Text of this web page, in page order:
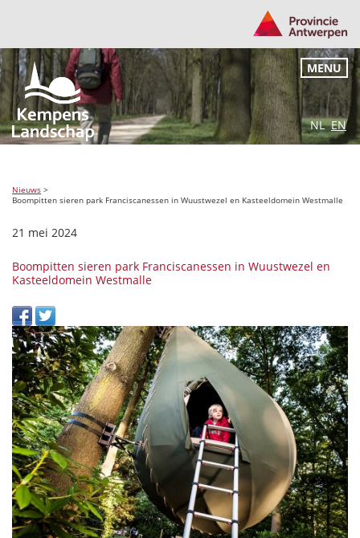
NL EN
MENU
Nieuws >
Boompitten sieren park Franciscanessen in Wuustwezel en Kasteeldomein Westmalle
21 mei 2024
Boompitten sieren park Franciscanessen in Wuustwezel en
Kasteeldomein Westmalle